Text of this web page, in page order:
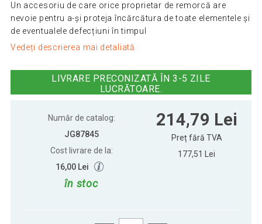
Un accesoriu de care orice proprietar de remorcă are
nevoie pentru a-și proteja încărcătura de toate elementele și
de eventualele defecțiuni în timpul
Vedeți descrierea mai detaliată
LIVRARE PRECONIZATĂ ÎN 3-5 ZILE
LUCRĂTOARE.
Număr de catalog:
JG87845
Cost livrare de la:
16,00 Lei
în stoc
214,79 Lei
Preț fără TVA
177,51 Lei